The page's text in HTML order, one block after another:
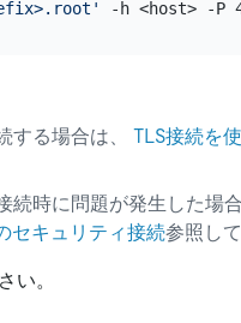
-h <host> -P
する場合は、 TLS接続を
時に問題が発生した場
セキュリティ接続参照し
い。